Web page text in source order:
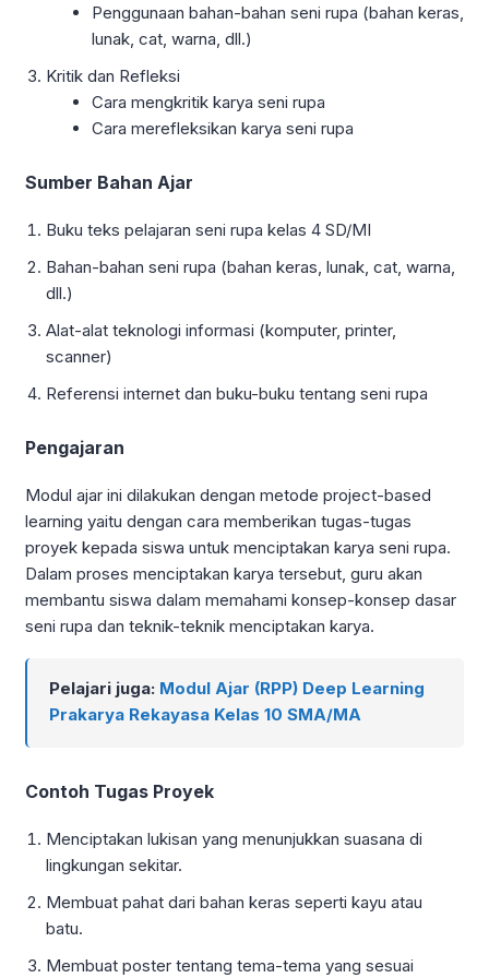
Penggunaan bahan-bahan seni rupa (bahan keras,
lunak, cat, warna, dll.)
Kritik dan Refleksi
Cara mengkritik karya seni rupa
Cara merefleksikan karya seni rupa
Sumber Bahan Ajar
Buku teks pelajaran seni rupa kelas 4 SD/MI
Bahan-bahan seni rupa (bahan keras, lunak, cat, warna,
dll.)
Alat-alat teknologi informasi (komputer, printer,
scanner)
Referensi internet dan buku-buku tentang seni rupa
Pengajaran
Modul ajar ini dilakukan dengan metode project-based
learning yaitu dengan cara memberikan tugas-tugas
proyek kepada siswa untuk menciptakan karya seni rupa.
Dalam proses menciptakan karya tersebut, guru akan
membantu siswa dalam memahami konsep-konsep dasar
seni rupa dan teknik-teknik menciptakan karya.
Pelajari juga: Modul Ajar (RPP) Deep Learning
Prakarya Rekayasa Kelas 10 SMA/MA
Contoh Tugas Proyek
Menciptakan lukisan yang menunjukkan suasana di
lingkungan sekitar.
Membuat pahat dari bahan keras seperti kayu atau
batu.
Membuat poster tentang tema-tema yang sesuai